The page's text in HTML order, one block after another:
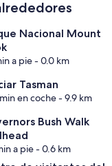
Nacional Mount
a pie- 0.0 km
Tasman
en coche- 9.9 km
Bush Walk
a pie- 0.6 km